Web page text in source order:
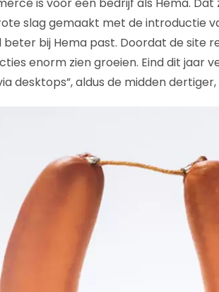
is voor een bedrijf als Hema. Dat
slag gemaakt met de introductie
bij Hema past. Doordat de site
enorm zien groeien. Eind dit jaar
desktops”, aldus de midden